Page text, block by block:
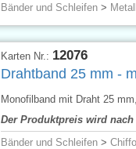
Bänder und Schleifen>
Karten Nr.: 12076
Drahtband 25 mm -
Monofilband mit Draht 25
Der Produktpreis wird
Bänder und Schleifen>